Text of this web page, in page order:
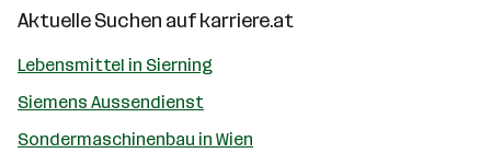
Aktuelle Suchen aufkarriere.at
Lebensmittel in Sierning
Siemens Aussendienst
Sondermaschinenbau in Wien